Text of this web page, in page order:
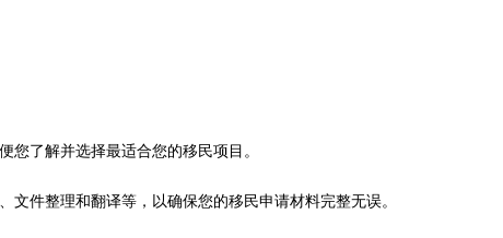
您了解并选择最适合您的移民项目。
件整理和翻译等，以确保您的移民申请材料完整无误。